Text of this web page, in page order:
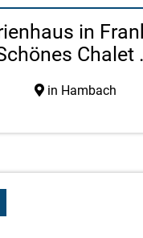
in
Chalet
in Hambach